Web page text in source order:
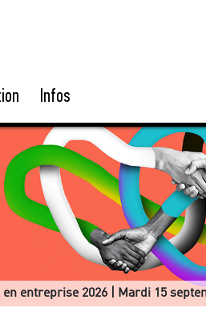
Infos
entreprise 2026 | Mardi 15